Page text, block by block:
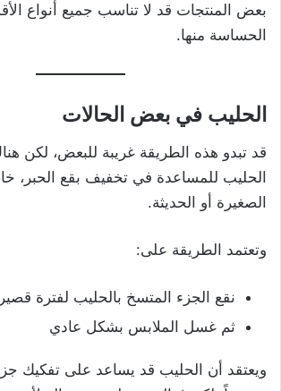
بعض المنتجات قد لا تناسب جميع أنواع
الحساسة منها.
الحليب في بعض الحالات
قد تبدو هذه الطريقة غريبة للبعض، لكن
الحليب للمساعدة في تخفيف بقع الحبر،
الصغيرة أو الحديثة.
وتعتمد الطريقة على:
نقع الجزء المتسخ بالحليب لفترة
ثم غسل الملابس بشكل عادي
ويعتقد أن الحليب قد يساعد على تفكيك